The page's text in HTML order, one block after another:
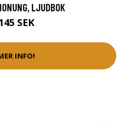
LJUDBOK
SEK
INFO!